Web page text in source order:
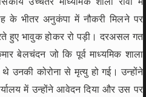
भीतर अनुकंपा में नौकरी मिलने पर
हुए भावुक होकर रो पड़ी। दरअसल गत
बेलचंदन जो कि पूर्व माध्यमिक शाला
उनकी कोरोना से मृत्यु हो गई। उन्होंने
में उन्होंने आवेदन दिया और उस पर